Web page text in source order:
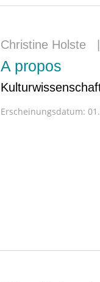
Christine Holste
A propos
Erscheinungsdatum: